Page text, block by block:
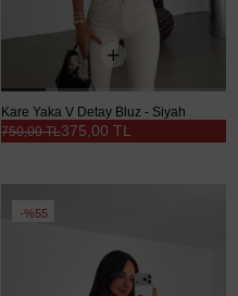
Kare Yaka V Detay Bluz - Siyah
375,00 TL
750,00 TL
%55